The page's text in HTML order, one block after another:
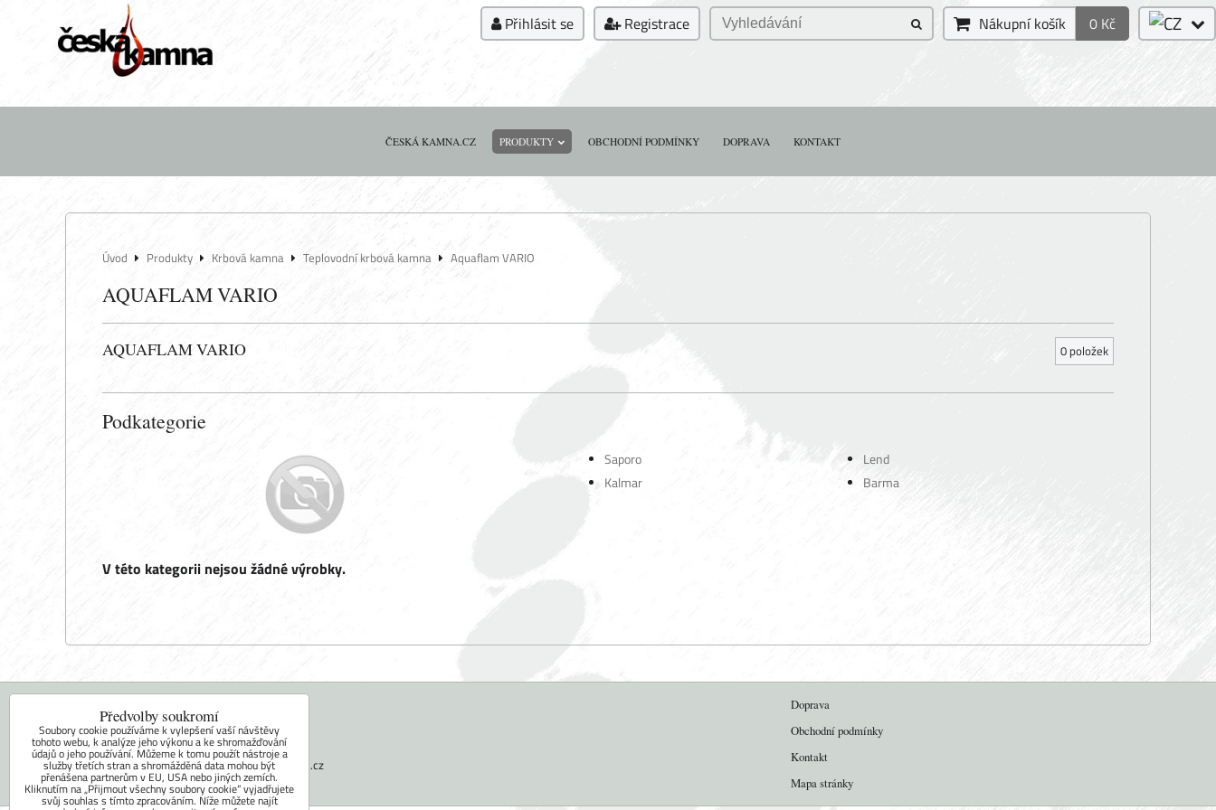
Přihlásit se Registrace Nákupní košík 0 Kč
ČESKÁ KAMNA.CZ PRODUKTY OBCHODNÍ PODMÍNKY DOPRAVA KONTAKT
Úvod Produkty Krbová kamna Teplovodní krbová kamna Aquaflam VARIO
AQUAFLAM VARIO
AQUAFLAM VARIO 0 položek
Podkategorie
Saporo
Lend
Kalmar
Barma
Kontaktujte nás
Tel.: +420 604 742 971
E-mail:faram@ceskakamna.cz
Doprava
Obchodní podmínky
Kontakt
Mapa stránky
Předvolby soukromí
Soubory cookie používáme k vylepšení vaší návštěvy
tohoto webu, k analýze jeho výkonu a ke shromažďování
údajů o jeho používání. Můžeme k tomu použít nástroje a
služby třetích stran a shromážděná data mohou být
přenášena partnerům v EU, USA nebo jiných zemích.
Kliknutím na „Přijmout všechny soubory cookie“ vyjadřujete
svůj souhlas s tímto zpracováním. Níže můžete najít